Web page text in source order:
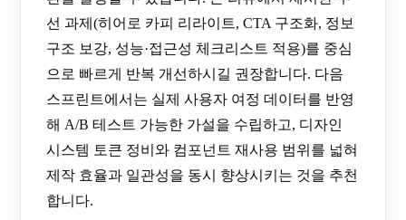
선 과제(히어로 카피 리라이트, CTA 구조화, 정보
구조 보강, 성능·접근성 체크리스트 적용)를 중심
으로 빠르게 반복 개선하시길 권장합니다. 다음
스프린트에서는 실제 사용자 여정 데이터를 반영
해 A/B 테스트 가능한 가설을 수립하고, 디자인
시스템 토큰 정비와 컴포넌트 재사용 범위를 넓혀
제작 효율과 일관성을 동시 향상시키는 것을 추천
합니다.